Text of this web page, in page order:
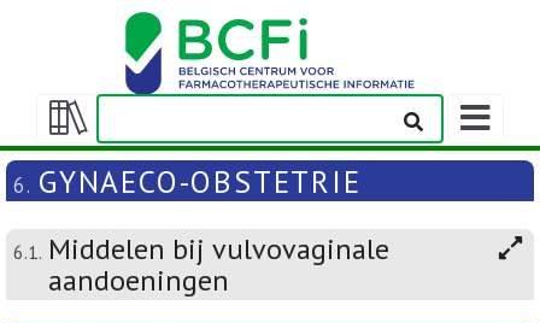
Weergeven/verbergen
inhoudstafel
6. GYNAECO-OBSTETRIE
6.1. Middelen bij vulvovaginale
aandoeningen